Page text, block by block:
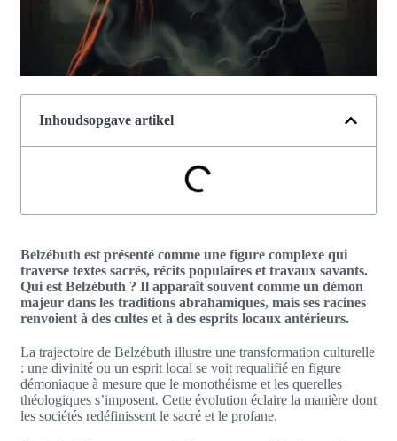
Inhoudsopgave artikel
Belzébuth est présenté comme une figure complexe qui
traverse textes sacrés, récits populaires et travaux savants.
Qui est Belzébuth ? Il apparaît souvent comme un démon
majeur dans les traditions abrahamiques, mais ses racines
renvoient à des cultes et à des esprits locaux antérieurs.
La trajectoire de Belzébuth illustre une transformation culturelle
: une divinité ou un esprit local se voit requalifié en figure
démoniaque à mesure que le monothéisme et les querelles
théologiques s’imposent. Cette évolution éclaire la manière dont
les sociétés redéfinissent le sacré et le profane.